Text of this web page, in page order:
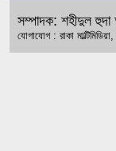
সম্পাদক: শহীদুল
যোগাযোগ : রাকা